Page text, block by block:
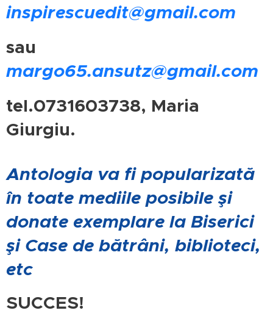
inspirescuedit@gmail.com
sau
margo65.ansutz@gmail.com
tel.0731603738, Maria
Giurgiu.
Antologia va fi popularizată
în toate mediile posibile şi
donate exemplare la Biserici
şi Case de bătrâni, biblioteci,
etc
SUCCES!